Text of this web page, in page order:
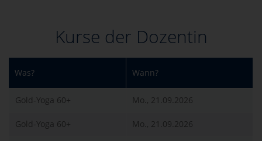
Kurse der Dozentin
Was? Wann?
Gold-Yoga 60+ Mo., 21.09.2026
Gold-Yoga 60+ Mo., 21.09.2026